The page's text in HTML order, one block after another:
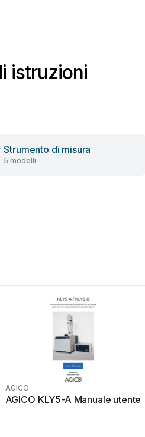
istruzioni
Strumento di misura
5 modelli
AGICO
AGICO KLY5-A Manuale utente